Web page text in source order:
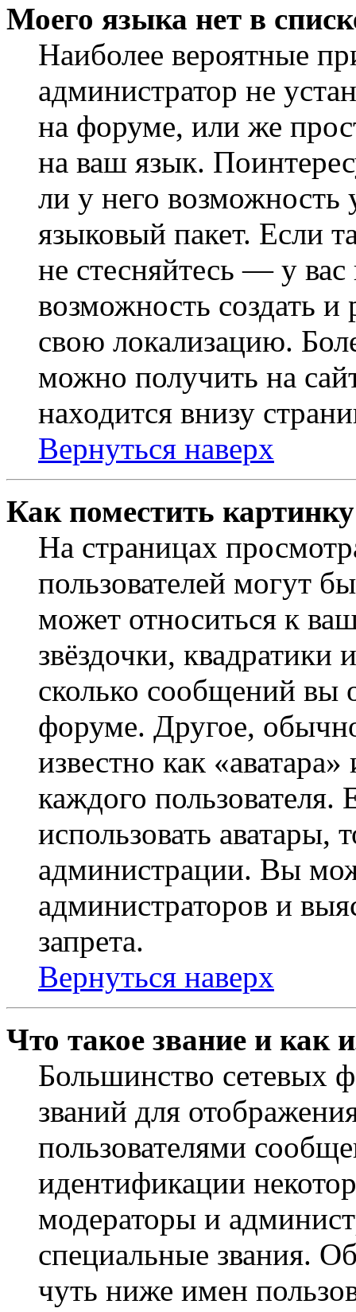
Моего языка нет в
Наиболее вероятные
администратор не
на форуме, или же
на ваш язык.
ли у него
языковый пакет. Если
не стесняйтесь — у вас
возможность создать
свою локализацию.
можно получить на
находится внизу
Вернуться наверх
Как поместить
На страницах
пользователей могут
может относиться к
звёздочки,
сколько сообщений вы
форуме. Другое,
известно как
каждого
использовать аватары,
администрации. Вы
администраторов и
запрета.
Вернуться наверх
Что такое звание и как
Большинство сетевых
званий для
пользователями
идентификации
модераторы и
специальные звания.
чуть ниже имен